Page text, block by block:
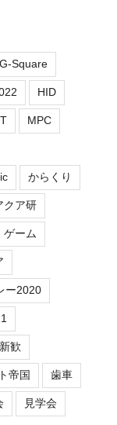
Square
HID
MPC
からくり
クア研
ゲーム
ー2020
新歓
帝国 歯車
見学会